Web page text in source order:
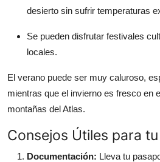
desierto sin sufrir temperaturas
Se pueden disfrutar festivales
locales.
El verano puede ser muy caluroso,
mientras que el invierno es fresco en
montañas del Atlas.
Consejos Útiles para
Documentación: Lleva tu